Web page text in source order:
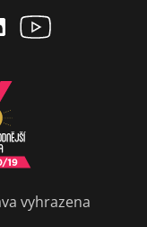
vyhrazena